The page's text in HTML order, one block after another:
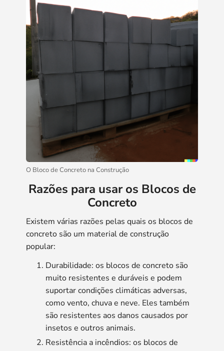
O Bloco de Concreto na Construção
Razões para usar os Blocos de
Concreto
Existem várias razões pelas quais os blocos de
concreto são um material de construção
popular:
Durabilidade: os blocos de concreto são
muito resistentes e duráveis ​​e podem
suportar condições climáticas adversas,
como vento, chuva e neve. Eles também
são resistentes aos danos causados ​​por
insetos e outros animais.
Resistência a incêndios: os blocos de